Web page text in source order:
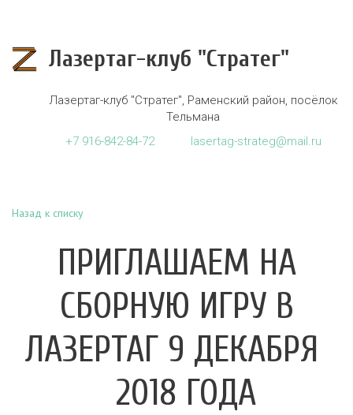
Лазертаг-клуб "Стратег"
Лазертаг-клуб "Стратег", Раменский район, посёлок
Тельмана
+7916-842-84-72 lasertag-strateg@mail.ru
Назад к списку
ПРИГЛАШАЕМ НА
СБОРНУЮ ИГРУ В
ЛАЗЕРТАГ 9 ДЕКАБРЯ
2018 ГОДА